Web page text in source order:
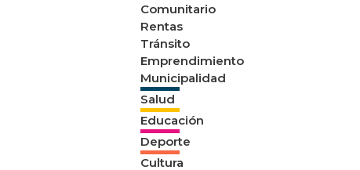
Comunitario
Rentas
Tránsito
Emprendimiento
Municipalidad
Salud
Educación
Deporte
Cultura